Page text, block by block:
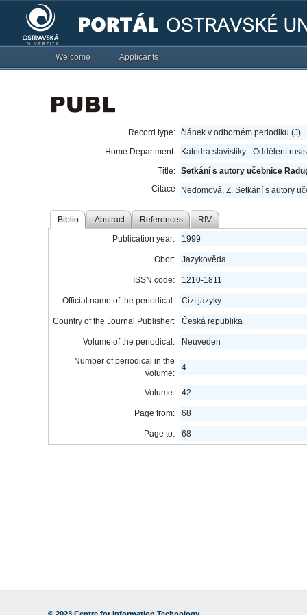
Welcome Applicants
Record type: článek v odborném periodiku (J)
Home Department:
Katedra slavistiky - Oddělení
Title: Setkání s autory učebnice
Citace
Nedomová, Z. Setkání s autory
Biblio Abstract References RIV
Publication year: 1999
Obor: Jazykověda
ISSN code: 1210-1811
Official name of the periodical: Cizí jazyky
Country of the Journal Publisher: Česká republika
Volume of the periodical:
Neuveden
Number of periodical in the
volume:
4
Volume: 42
Page from: 68
Page to: 68